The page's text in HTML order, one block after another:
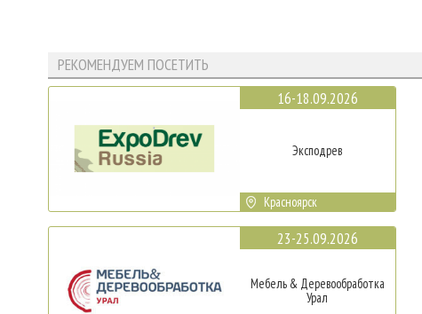
РЕКОМЕНДУЕМ ПОСЕТИТЬ
16-18.09.2026
Эксподрев
Красноярск
23-25.09.2026
Мебель & Деревообработка
Урал